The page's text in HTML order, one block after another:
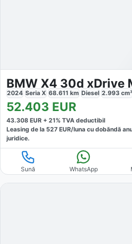
BMW X4 30d xDrive
2024 Seria X 68.611 km Diesel 2.993 cm³
52.403 EUR
43.308 EUR + 21% TVA deductibil
Leasing de la 527 EUR/luna cu dobăndă
juridice.
Sună WhatsApp